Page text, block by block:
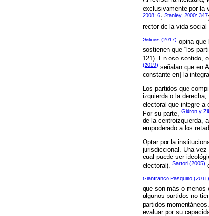
exclusivamente por la
2008: 6; Stanley, 2000: 347
rector de la vida social
Salinas (2017) opina que
sostienen que “los
121). En ese sentido,
(2019) señalan que en
constante en] la
Los partidos que
izquierda o la
electoral que integre a
Por su parte, Gidron y
de la centroizquierda,
empoderado a los
Optar por la
jurisdiccional. Una vez
cual puede ser
electoral). Sartori (2005)
Gianfranco Pasquino (2011)
que son más o menos
algunos partidos no
partidos
evaluar por su